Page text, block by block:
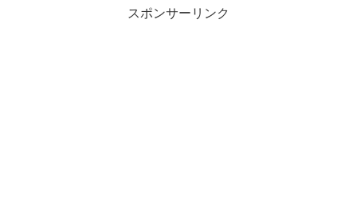
スポンサーリンク